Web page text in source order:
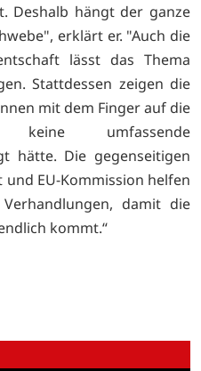
Deshalb hängt der ganze
erklärt er. "Auch die
lässt das Thema
Stattdessen zeigen die
mit dem Finger auf die
keine umfassende
hätte. Die gegenseitigen
EU-Kommission helfen
damit die
kommt.“